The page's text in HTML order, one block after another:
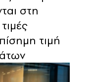
στη
τιμή